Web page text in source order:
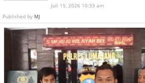
Juli 15, 2026 10:33 am
Published by MJ